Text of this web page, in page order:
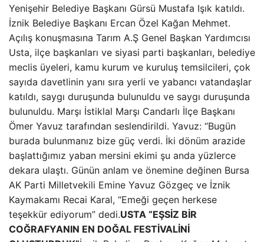
Yenişehir Belediye Başkanı Gürsü Mustafa Işık katıldı.
İznik Belediye Başkanı Ercan Özel Kağan Mehmet.
Açılış konuşmasına Tarım A.Ş Genel Başkan Yardımcısı
Usta, ilçe başkanları ve siyasi parti başkanları, belediye
meclis üyeleri, kamu kurum ve kuruluş temsilcileri, çok
sayıda davetlinin yanı sıra yerli ve yabancı vatandaşlar
katıldı, saygı duruşunda bulunuldu ve saygı duruşunda
bulunuldu. Marşı İstiklal Marşı Candarlı İlçe Başkanı
Ömer Yavuz tarafından seslendirildi. Yavuz: “Bugün
burada bulunmanız bize güç verdi. İki dönüm arazide
başlattığımız yaban mersini ekimi şu anda yüzlerce
dekara ulaştı. Günün anlam ve önemine değinen Bursa
AK Parti Milletvekili Emine Yavuz Gözgeç ve İznik
Kaymakamı Recai Karal, “Emeği geçen herkese
teşekkür ediyorum” dedi.USTA “EŞSİZ BİR
COĞRAFYANIN EN DOĞAL FESTİVALİNİ